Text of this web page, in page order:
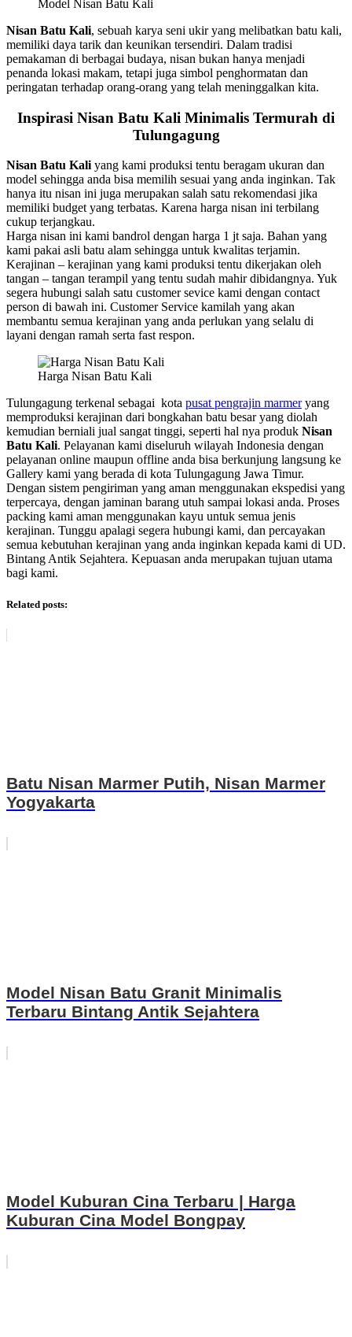
Model Nisan Batu Kali
Nisan Batu Kali, sebuah karya seni ukir yang melibatkan batu kali,
memiliki daya tarik dan keunikan tersendiri. Dalam tradisi
pemakaman di berbagai budaya, nisan bukan hanya menjadi
penanda lokasi makam, tetapi juga simbol penghormatan dan
peringatan terhadap orang-orang yang telah meninggalkan kita.
Inspirasi Nisan Batu Kali Minimalis Termurah di
Tulungagung
Nisan Batu Kaliyang kami produksi tentu beragam ukuran dan
model sehingga anda bisa memilih sesuai yang anda inginkan. Tak
hanya itu nisan ini juga merupakan salah satu rekomendasi jika
memiliki budget yang terbatas. Karena harga nisan ini terbilang
cukup terjangkau.
Harga nisan ini kami bandrol dengan harga 1 jt saja. Bahan yang
kami pakai asli batu alam sehingga untuk kwalitas terjamin.
Kerajinan – kerajinan yang kami produksi tentu dikerjakan oleh
tangan – tangan terampil yang tentu sudah mahir dibidangnya. Yuk
segera hubungi salah satu customer sevice kami dengan contact
person di bawah ini. Customer Service kamilah yang akan
membantu semua kerajinan yang anda perlukan yang selalu di
layani dengan ramah serta fast respon.
Harga Nisan Batu Kali
Tulungagung terkenal sebagai kota pusat pengrajin marmeryang
memproduksi kerajinan dari bongkahan batu besar yang diolah
kemudian berniali jual sangat tinggi, seperti hal nya produk Nisan
Batu Kali. Pelayanan kami diseluruh wilayah Indonesia dengan
pelayanan online maupun offline anda bisa berkunjung langsung ke
Gallery kami yang berada di kota Tulungagung Jawa Timur.
Dengan sistem pengiriman yang aman menggunakan ekspedisi yang
terpercaya, dengan jaminan barang utuh sampai lokasi anda. Proses
packing kami aman menggunakan kayu untuk semua jenis
kerajinan. Tunggu apalagi segera hubungi kami, dan percayakan
semua kebutuhan kerajinan yang anda inginkan kepada kami di UD.
Bintang Antik Sejahtera. Kepuasan anda merupakan tujuan utama
bagi kami.
Related posts:
Batu Nisan Marmer Putih, Nisan Marmer
Yogyakarta
Model Nisan Batu Granit Minimalis
Terbaru Bintang Antik Sejahtera
Model Kuburan Cina Terbaru | Harga
Kuburan Cina Model Bongpay